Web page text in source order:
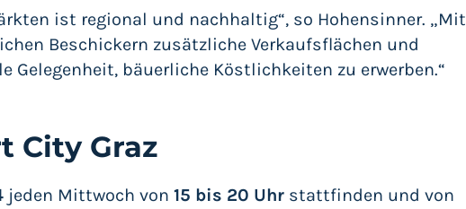
ist regional und nachhaltig“, so Hohensinner. „Mit
Beschickern zusätzliche Verkaufsflächen und
Gelegenheit, bäuerliche Köstlichkeiten zu erwerben.“
City Graz
jeden Mittwoch von 15 bis 20 Uhr stattfinden und von